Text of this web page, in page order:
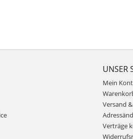
UNSER
Mein
Versand
Verträge